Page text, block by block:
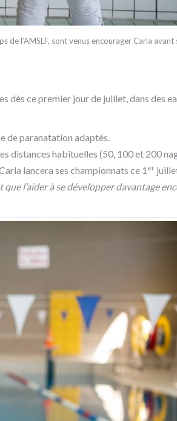
de l’AMSLF, sont venus encourager Carla
ce premier jour de juillet, dans des
de paranatation adaptés.
distances habituelles (50, 100 et 200
lancera ses championnats ce 1 er
que l’aider à se développer davantage